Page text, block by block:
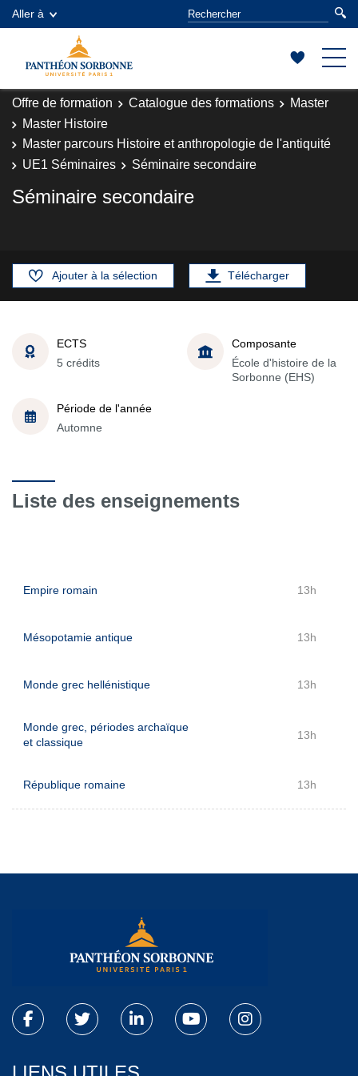
Aller à
Offre de formation Catalogue des formations
Master
Master Histoire
Master parcours Histoire et anthropologie de l'antiquité
UE1 Séminaires
Séminaire secondaire
Séminaire secondaire
Ajouter à la sélection Télécharger
ECTS
5 crédits
Composante
École d'histoire de la
Sorbonne (EHS)
Période de l'année
Automne
Liste des enseignements
Empire romain 13h
Mésopotamie antique 13h
Monde grec hellénistique 13h
Monde grec, périodes archaïque
et classique
13h
République romaine 13h